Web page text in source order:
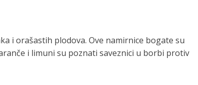
i orašastih plodova. Ove namirnice bogate su
i limuni su poznati saveznici u borbi protiv